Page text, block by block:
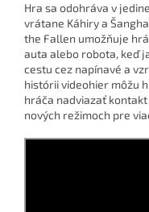
Hra sa odohráva v
vrátane Káhiry a
the Fallen umožňuje
auta alebo robota, keď
cestu cez napínavé a
histórii videohier môžu
hráča nadviazať
nových režimoch pre